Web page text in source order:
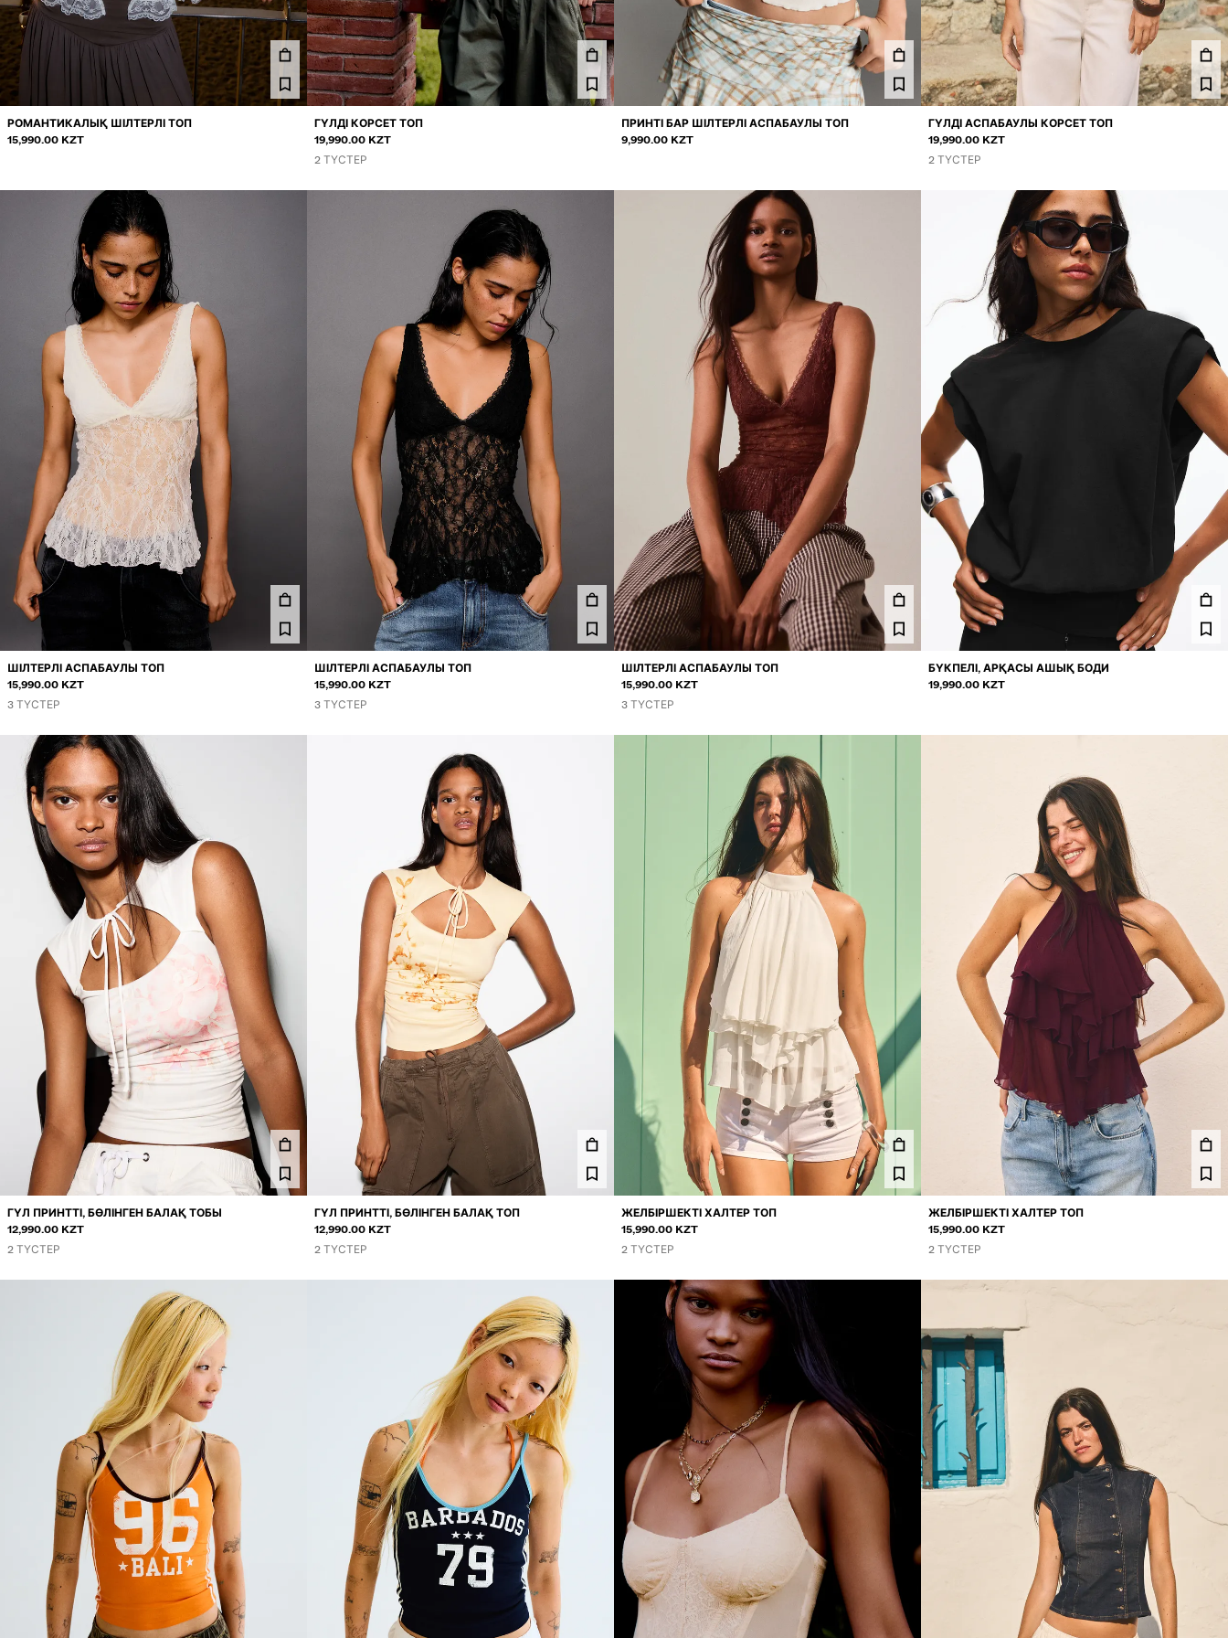
РОМАНТИКАЛЫҚ ШІЛТЕРЛІ ТОП
15,990.00 KZT
ГҮЛДІ КОРСЕТ ТОП
19,990.00 KZT
2 ТҮСТЕР
ПРИНТІ БАР ШІЛТЕРЛІ АСПАБАУЛЫ ТОП
9,990.00 KZT
ГҮЛДІ АСПАБАУЛЫ КОРСЕТ ТОП
19,990.00 KZT
2 ТҮСТЕР
ШІЛТЕРЛІ АСПАБАУЛЫ ТОП
15,990.00 KZT
3 ТҮСТЕР
ШІЛТЕРЛІ АСПАБАУЛЫ ТОП
15,990.00 KZT
3 ТҮСТЕР
ШІЛТЕРЛІ АСПАБАУЛЫ ТОП
15,990.00 KZT
3 ТҮСТЕР
БҮКПЕЛІ, АРҚАСЫ АШЫҚ БОДИ
19,990.00 KZT
ГҮЛ ПРИНТТІ, БӨЛІНГЕН БАЛАҚ ТОБЫ
12,990.00 KZT
2 ТҮСТЕР
ГҮЛ ПРИНТТІ, БӨЛІНГЕН БАЛАҚ ТОП
12,990.00 KZT
2 ТҮСТЕР
ЖЕЛБІРШЕКТІ ХАЛТЕР ТОП
15,990.00 KZT
2 ТҮСТЕР
ЖЕЛБІРШЕКТІ ХАЛТЕР ТОП
15,990.00 KZT
2 ТҮСТЕР